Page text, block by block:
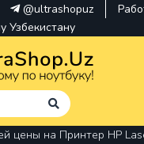
@ultrashopuz
Узбекистану
цены на Принтер HP